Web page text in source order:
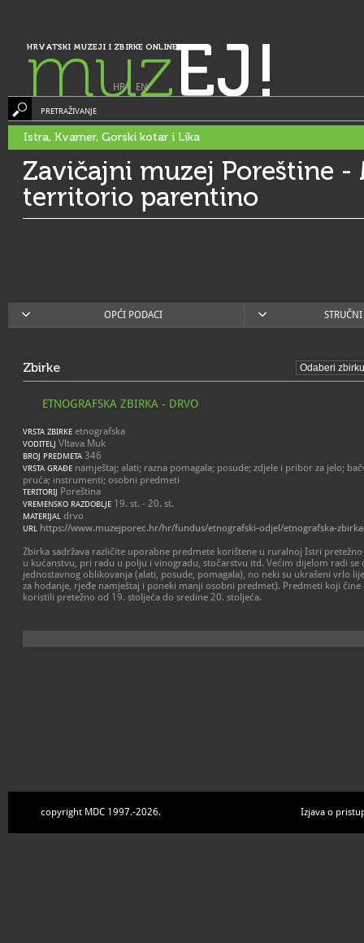
HRVATSKI MUZEJI I ZBIRKE ONLINE
muzEJ!
HR| EN
PRETRAŽIVANJE
Istra, Kvarner, Gorski kotar i Lika
Zavičajni muzej Poreštine -
territorio parentino
OPĆI PODACI
Zbirke
ETNOGRAFSKA ZBIRKA - DRVO
VRSTA ZBIRKE etnografska
VODITELJ Vltava Muk
BROJ PREDMETA 346
VRSTA GRAĐE namještaj; alati; razna pomagala; posude; zdjele i pribor za jelo;
pruća; instrumenti; osobni predmeti
TERITORIJ Poreština
VREMENSKO RAZDOBLJE 19. st. - 20. st.
MATERIJAL drvo
URL https://www.muzejporec.hr/hr/fundus/etnografski-odjel/etnografska-
Zbirka sadržava različite uporabne predmete korištene u ruralnoj Istri
u kućanstvu, pri radu u polju i vinogradu, stočarstvu itd. Većim dijelom radi
jednostavnog oblikovanja (alati, posude, pomagala), no neki su ukrašeni vrlo
za hodanje, rjeđe namještaj i poneki manji osobni predmet). Predmeti koji čine
koristili pretežno od 19. stoljeća do sredine 20. stoljeća.
copyright MDC 1997.-2026. Izjava o